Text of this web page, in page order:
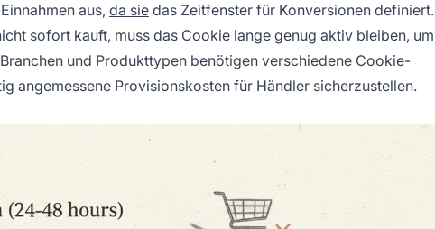
aus, da sie das Zeitfenster für Konversionen definiert.
sofort kauft, muss das Cookie lange genug aktiv bleiben, um
und Produkttypen benötigen verschiedene Cookie-
angemessene Provisionskosten für Händler sicherzustellen.